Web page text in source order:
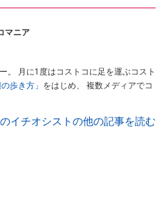
マニア
。 月に1度はコストコに足を運ぶコスト
歩き方」 をはじめ、 複数メディアでコ
イチオシストの他の記事を読む